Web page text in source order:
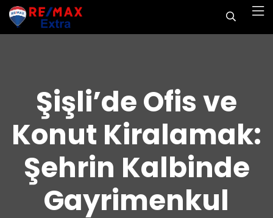
Şişli’de Ofis ve
Konut Kiralamak:
Şehrin Kalbinde
Gayrimenkul